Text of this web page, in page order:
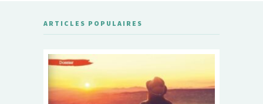
ARTICLES POPULAIRES